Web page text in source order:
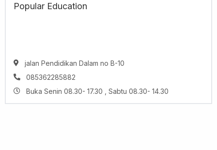
Popular Education
jalan Pendidikan Dalam no B-10
085362285882
Buka Senin 08.30- 17.30 , Sabtu 08.30- 14.30